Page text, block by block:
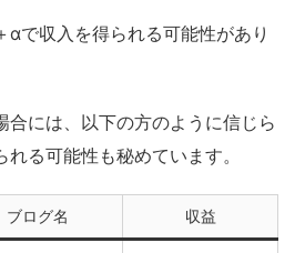
αで収入を得られる可能性があり
合には、以下の方のように信じら
る可能性も秘めています。
ブログ名 収益